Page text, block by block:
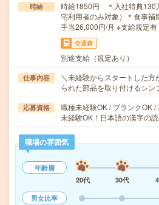
時給
時給1850円 ＊入社特典130
宅利用者のみ対象）＊食事
手当26,000円/月 ※支給規定有
交通費
別途支給（規定あり）
仕事内容
＼未経験からスタートした
られた部品を取り付けるシ
応募資格
職種未経験OK / ブランクOK /
未経験OK！日本語の漢字の
職場の雰囲気
年齢層
20代
30代
男女比率